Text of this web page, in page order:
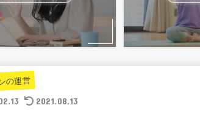
の運営
2021.08.13